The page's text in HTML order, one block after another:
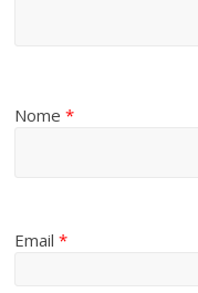
Nome*
Email*